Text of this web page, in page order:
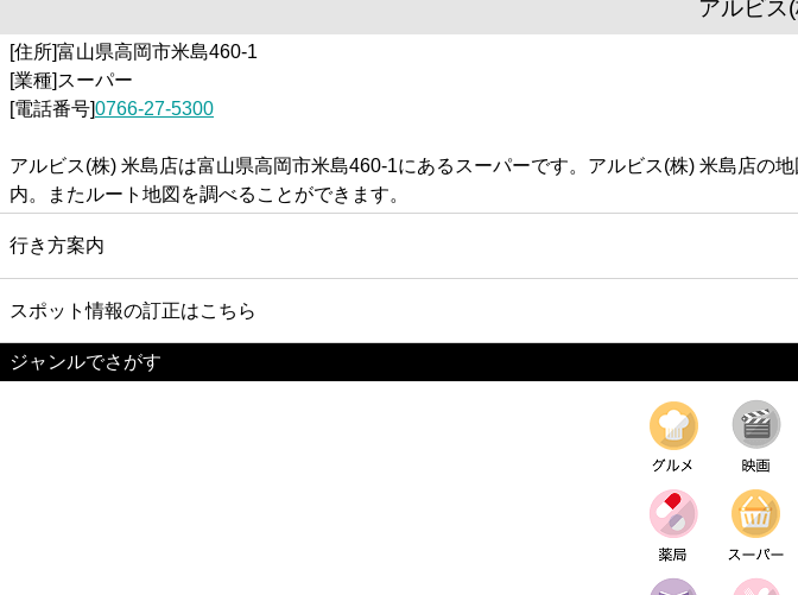
アルビス
[住所]富山県高岡市米島460-1
[業種]スーパー
[電話番号]0766-27-5300
アルビス(株) 米島店は富山県高岡市米島460-1にあるスーパーです。アルビス(株) 米島店
内。またルート地図を調べることができます。
行き方案内
スポット情報の訂正はこちら
ジャンルでさがす